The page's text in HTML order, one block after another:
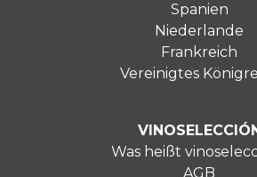
Spanien
Niederlande
Frankreich
Vereinigtes
Was heißt
AGB